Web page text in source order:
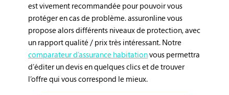
est vivement recommandée pour pouvoir vous
protéger en cas de problème. assuronline vous
propose alors différents niveaux de protection, avec
un rapport qualité / prix très intéressant. Notre
comparateur d’assurance habitationvous permettra
d’éditer un devis en quelques clics et de trouver
l’offre qui vous correspond le mieux.